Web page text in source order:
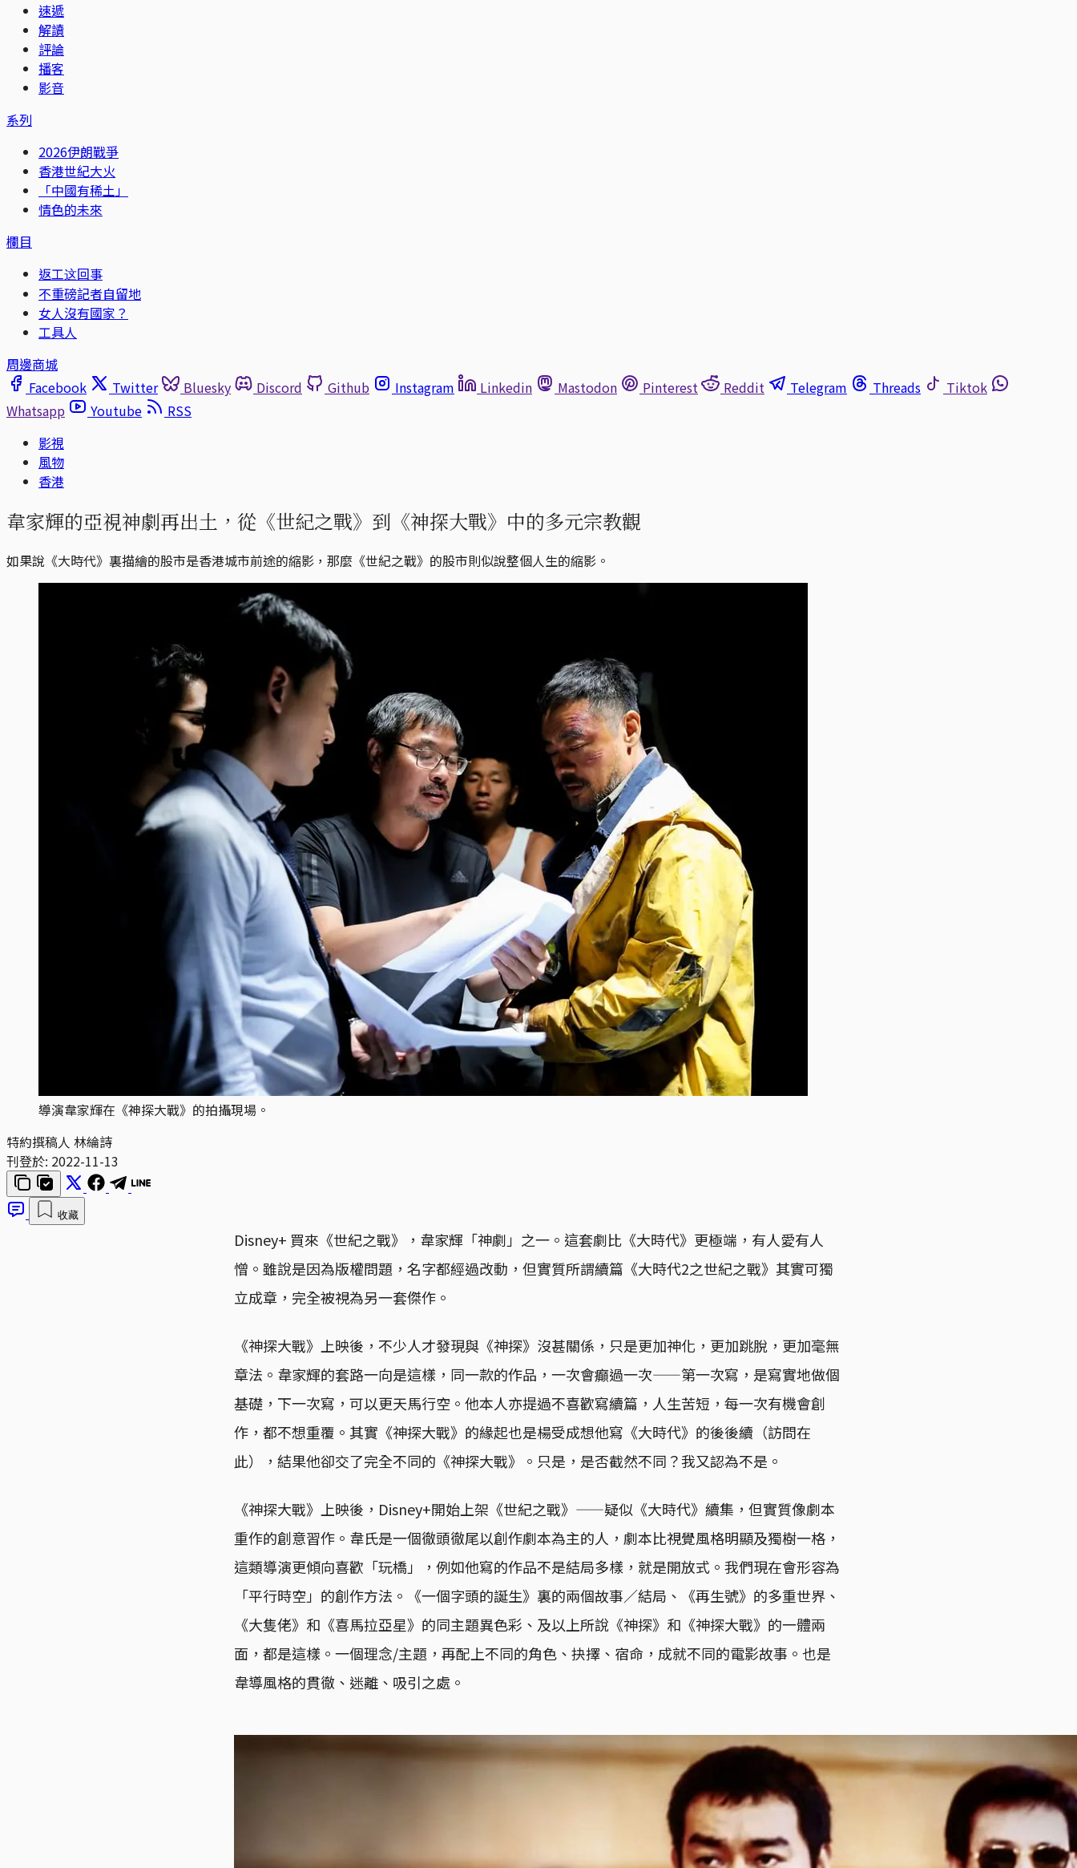
速遞
解讀
評論
播客
影音
系列
2026伊朗戰爭
香港世紀大火
「中國有稀土」
情色的未來
欄目
返工这回事
不重磅記者自留地
女人沒有國家？
工具人
周邊商城
Facebook
Twitter Bluesky Discord Github Instagram Linkedin Mastodon Pinterest Reddit Telegram Threads
Tiktok
Whatsapp
Youtube
RSS
影視
風物
香港
韋家輝的亞視神劇再出土，從《世紀之戰》到《神探大戰》中的多元宗教觀
如果說《大時代》裏描繪的股市是香港城市前途的縮影，那麼《世紀之戰》的股市則似說整個人生的縮影。
導演韋家輝在《神探大戰》的拍攝現場。
特約撰稿人 林綸詩
刊登於: 2022-11-13
收藏
Disney+ 買來《世紀之戰》，韋家輝「神劇」之一。這套劇比《大時代》更極端，有人愛有人
憎。雖說是因為版權問題，名字都經過改動，但實質所謂續篇《大時代2之世紀之戰》其實可獨
立成章，完全被視為另一套傑作。
《神探大戰》上映後，不少人才發現與《神探》沒甚關係，只是更加神化，更加跳脫，更加毫無
章法。韋家輝的套路一向是這樣，同一款的作品，一次會癲過一次——第一次寫，是寫實地做個
基礎，下一次寫，可以更天馬行空。他本人亦提過不喜歡寫續篇，人生苦短，每一次有機會創
作，都不想重覆。其實《神探大戰》的緣起也是楊受成想他寫《大時代》的後後續（訪問在
此），結果他卻交了完全不同的《神探大戰》。只是，是否截然不同？我又認為不是。
《神探大戰》上映後，Disney+開始上架《世紀之戰》——疑似《大時代》續集，但實質像劇本
重作的創意習作。韋氏是一個徹頭徹尾以創作劇本為主的人，劇本比視覺風格明顯及獨樹一格，
這類導演更傾向喜歡「玩橋」，例如他寫的作品不是結局多樣，就是開放式。我們現在會形容為
「平行時空」的創作方法。《一個字頭的誕生》裏的兩個故事／結局、《再生號》的多重世界、
《大隻佬》和《喜馬拉亞星》的同主題異色彩、及以上所說《神探》和《神探大戰》的一體兩
面，都是這樣。一個理念/主題，再配上不同的角色、抉擇、宿命，成就不同的電影故事。也是
韋導風格的貫徹、迷離、吸引之處。